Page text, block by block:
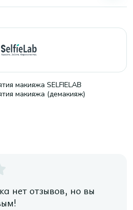
макияжа SELFIELAB
макияжа (демакияж)
нет отзывов, но вы